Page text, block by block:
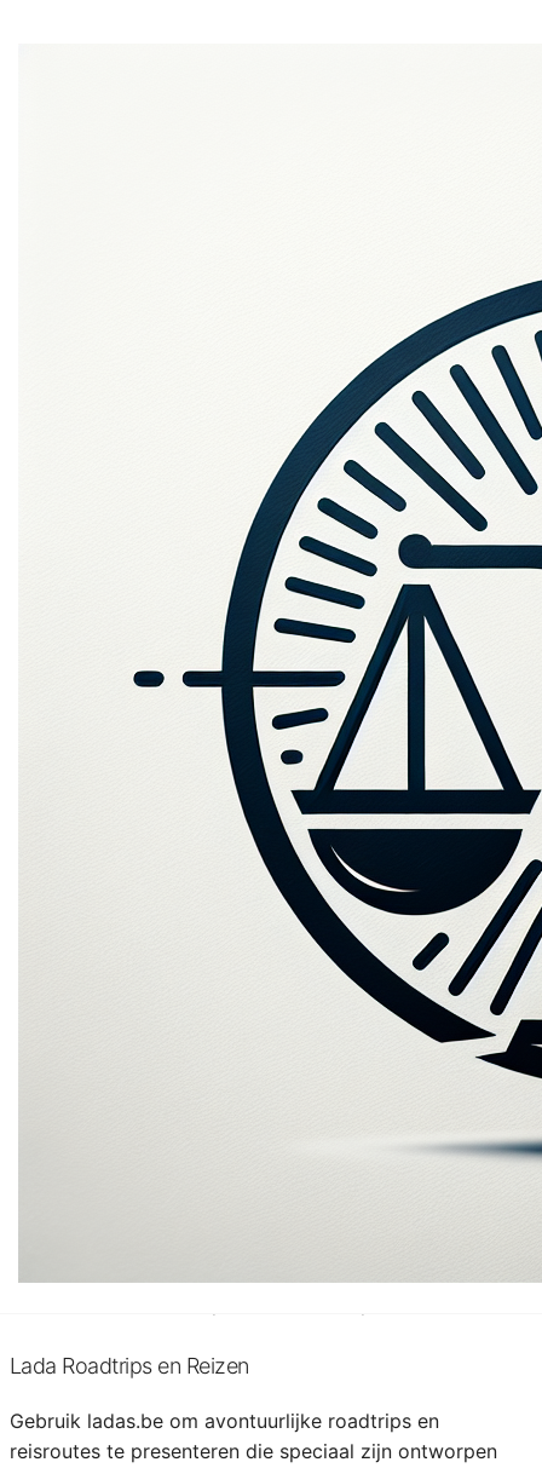
Contact Ontdek meer domeinen
ladas.be. Deze
unieke en gemakkelijk te onthouden domeinnaam biedt
een wereld aan mogelijkheden. Of je nu een start-up
bent of een gevestigd bedrijf, ladas.be kan je online
aanwezigheid versterken. Het isde
sleutel tot je digitale
Mogelijke toepassingen
Lada's Liefhebbers Club
Maak van ladas.be de ultieme plek voor Lada-fans in
België! Deel nieuws, evenementen en meet-ups voor
eigenaren en liefhebbers van deze iconische auto's.
Voeg een forum toe waar leden hun ervaringen, tips en
Lada Onderdelen en Accessoires
Verander ladas.be in een webwinkel gespecialiseerd in
onderdelen en accessoires voor Lada-auto's. Bied een
breed scala aan producten aan, van zeldzame
vervangingsonderdelen tot handige upgrades, en zorg
Lada Roadtrips en Reizen
Gebruik ladas.be om avontuurlijke roadtrips en
reisroutes te presenteren die speciaal zijn ontworpen